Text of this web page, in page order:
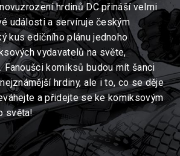
hrdinů DC přináší velmi
události a servíruje českým
kus edičního plánu jednoho
vydavatelů na světe,
Fanoušci komiksů budou mít šanci
hrdiny, ale i to, co se děje
a přidejte se ke komiksovým
světa!